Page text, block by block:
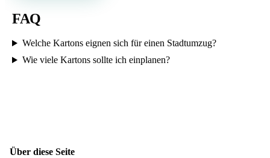
FAQ
Welche Kartons eignen sich für einen Stadtumzug?
Wie viele Kartons sollte ich einplanen?
Über diese Seite